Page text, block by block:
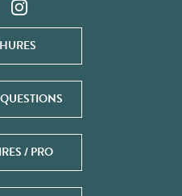
/ PRO